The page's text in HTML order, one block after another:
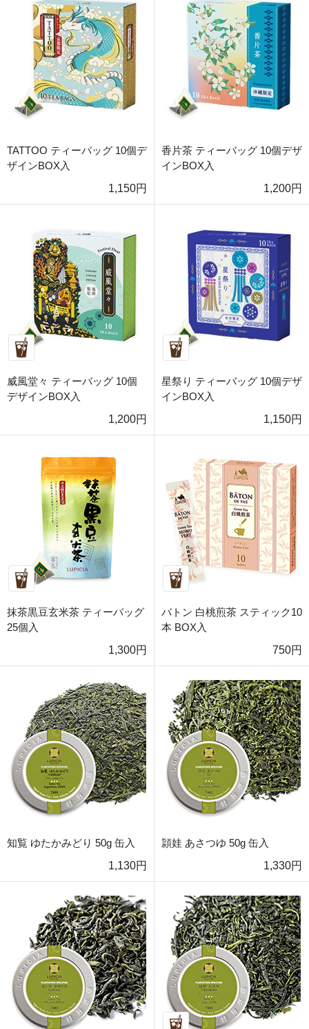
TATTOO ティーバッグ 10個デ
ザインBOX入
1,150円
香片茶 ティーバッグ 10個デザ
インBOX入
1,200円
威風堂々 ティーバッグ 10個
デザインBOX入
1,200円
星祭り ティーバッグ 10個デザ
インBOX入
1,150円
抹茶黒豆玄米茶 ティーバッグ
25個入
1,300円
バトン 白桃煎茶 スティック10
本 BOX入
750円
知覧 ゆたかみどり 50g 缶入
1,130円
頴娃 あさつゆ 50g 缶入
1,330円